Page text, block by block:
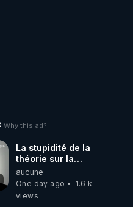
Why this ad?
La stupidité de la
théorie sur la
responsabilité de
l’homme
concernant le
aucune
One day ago
1.6 k
views